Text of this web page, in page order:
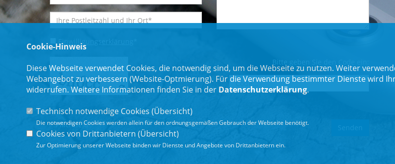
Einwilligungserklärung
Bitte geben Sie den Code ein:
* Pflichtfeld
Cookie-Hinweis
Diese Webseite verwendet Cookies, die notwendig sind, um die Webseite zu nutzen. Weiter
Webangebot zu verbessern (Website-Optmierung). Für die Verwendung bestimmter Dienste wird
widerrufen. Weitere Informationen finden Sie in der Datenschutzerklärung.
Technisch notwendige Cookies (Übersicht)
Die notwendigen Cookies werden allein für den ordnungsgemäßen Gebrauch der Webseite benötigt.
Cookies von Drittanbietern (Übersicht)
Zur Optimierung unserer Webseite binden wir Dienste und Angebote von Drittanbietern ein.